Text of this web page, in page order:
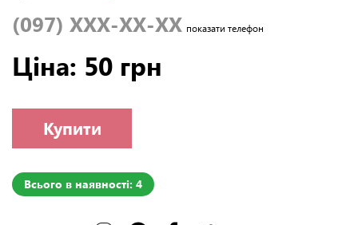
(097) XXX-XX-XX показати телефон
Ціна: 50 грн
Купити
Всього в наявності: 4